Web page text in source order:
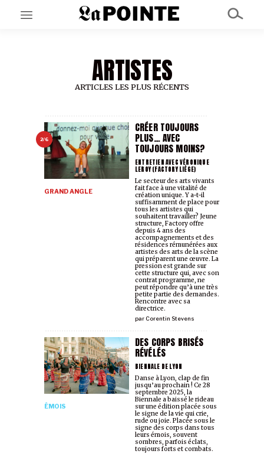
EN CE MOMENT
GRAND ANGLE
AU LARGE
À PROPOS
NOS PARTENAIRES
ARTISTES
ARTICLES LES PLUS RÉCENTS
2/6
CRÉER TOUJOURS
PLUS… AVEC
TOUJOURS MOINS?
ENTRETIEN AVEC VÉRONIQUE
LEROY (FACTORY LIÈGE)
GRAND ANGLE
par Corentin Stevens
Le secteur des arts vivants
fait face à une vitalité de
création unique. Y a-t-il
suffisamment de place pour
tous les artistes qui
souhaitent travailler? Jeune
structure, Factory offre
depuis 4 ans des
accompagnements et des
résidences rémunérées aux
artistes des arts de la scène
qui préparent une œuvre. La
pression est grande sur
cette structure qui, avec son
contrat programme, ne
peut répondre qu’à une très
petite partie des demandes.
Rencontre avec sa
directrice.
DES CORPS BRISÉS
RÉVÉLÉS
BIENNALE DE LYON
ÉMOIS
Danse à Lyon, clap de fin
jusqu’au prochain ! Ce 28
septembre 2025, la
Biennale a baissé le rideau
sur une édition placée sous
le signe de la vie qui crie,
rude ou joie. Placée sous le
signe des corps dans tous
leurs émois, souvent
sombres, parfois éclats,
toujours forts et combats.